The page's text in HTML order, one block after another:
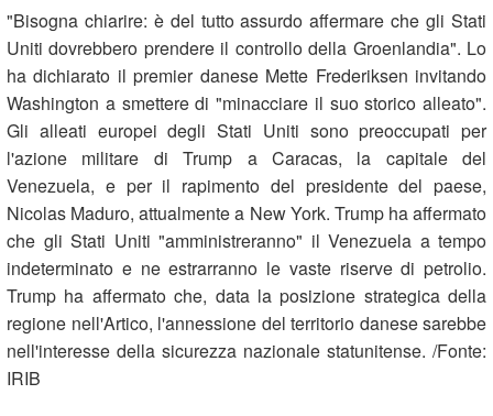
"Bisogna chiarire: è del tutto assurdo affermare che gli Stati
Uniti dovrebbero prendere il controllo della Groenlandia". Lo
ha dichiarato il premier danese Mette Frederiksen invitando
Washington a smettere di "minacciare il suo storico alleato".
Gli alleati europei degli Stati Uniti sono preoccupati per
l'azione militare di Trump a Caracas, la capitale del
Venezuela, e per il rapimento del presidente del paese,
Nicolas Maduro, attualmente a New York. Trump ha affermato
che gli Stati Uniti "amministreranno" il Venezuela a tempo
indeterminato e ne estrarranno le vaste riserve di petrolio.
Trump ha affermato che, data la posizione strategica della
regione nell'Artico, l'annessione del territorio danese sarebbe
nell'interesse della sicurezza nazionale statunitense. /Fonte:
IRIB